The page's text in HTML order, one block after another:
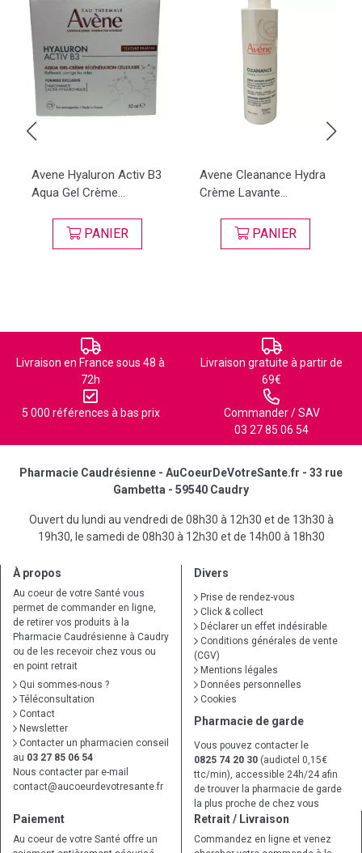
Avene Hyaluron Activ B3
Aqua Gel Crème...
PANIER
Avene Cleanance Hydra
Crème Lavante...
PANIER
Livraison en France sous 48 à
72h
Livraison gratuite à partir de
69€
5 000 références à bas prix
Commander / SAV
03 27 85 06 54
Pharmacie Caudrésienne - AuCoeurDeVotreSante.fr - 33 rue
Gambetta - 59540 Caudry
Ouvert du lundi au vendredi de 08h30 à 12h30 et de 13h30 à
19h30, le samedi de 08h30 à 12h30 et de 14h00 à 18h30
À propos
Au coeur de votre Santé vous
permet de commander en ligne,
de retirer vos produits à la
Pharmacie Caudrésienne à Caudry
ou de les recevoir chez vous ou
en point retrait
Qui sommes-nous ?
Téléconsultation
Contact
Newsletter
Contacter un pharmacien conseil
au 03 27 85 06 54
Nous contacter par e-mail
contact@aucoeurdevotresante.fr
Divers
Prise de rendez-vous
Click & collect
Déclarer un effet indésirable
Conditions générales de vente
(CGV)
Mentions légales
Données personnelles
Cookies
Pharmacie de garde
Vous pouvez contacter le
0825 74 20 30 (audiotel 0,15€
ttc/min), accessible 24h/24 afin
de trouver la pharmacie de garde
la plus proche de chez vous
Paiement
Au coeur de votre Santé offre un
Retrait / Livraison
Commandez en ligne et venez